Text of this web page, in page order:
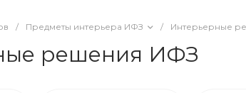
/ Предметы интерьера ИФЗ / Интерьерные
решения ИФЗ